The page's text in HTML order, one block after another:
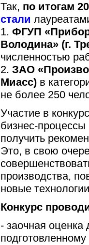
Так, по итогам
стали
1. ФГУП
Володина» (г.
численностью
2. ЗАО
Миасс) в
не более 250
Участие в
бизнес-
получить
Это, в свою
производства,
новые
Конкурс
- заочная оценка
подготовленному